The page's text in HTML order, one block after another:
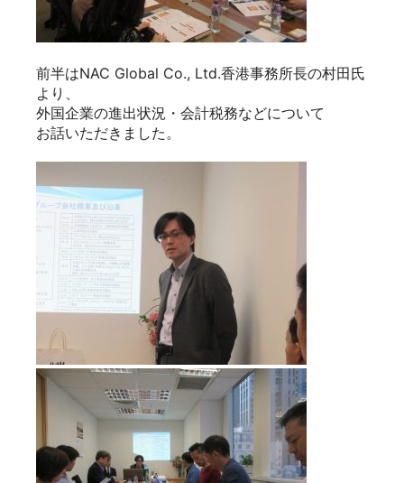
香港で会社を設立する際の諸手続きや
進出スタイルとメリットデメリットを
税制の観点から具体的に講義くださいました。
続いてNAC Kingsway HR Ltd.総経理の関根氏によ
人事、労務、ビザについてのお話。